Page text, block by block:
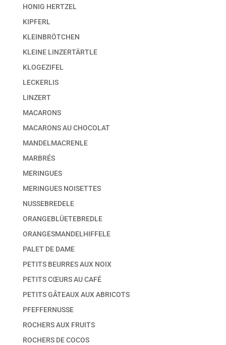
HONIG HERTZEL
KIPFERL
KLEINBRÖTCHEN
KLEINE LINZERTÄRTLE
KLOGEZIFEL
LECKERLIS
LINZERT
MACARONS
MACARONS AU CHOCOLAT
MANDELMACRENLE
MARBRÉS
MERINGUES
MERINGUES NOISETTES
NUSSEBREDELE
ORANGEBLÜETEBREDLE
ORANGESMANDELHIFFELE
PALET DE DAME
PETITS BEURRES AUX NOIX
PETITS CŒURS AU CAFÉ
PETITS GÂTEAUX AUX ABRICOTS
PFEFFERNUSSE
ROCHERS AUX FRUITS
ROCHERS DE COCOS